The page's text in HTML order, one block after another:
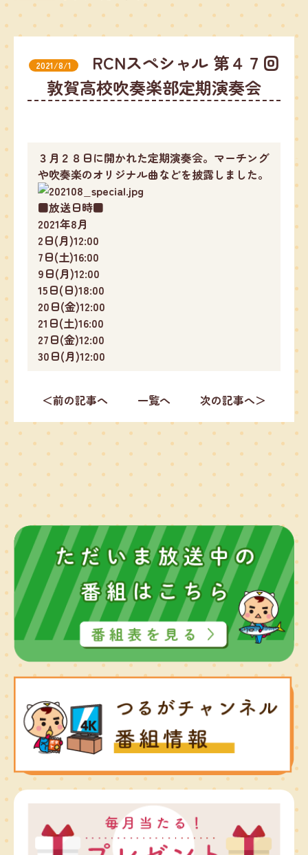
2021/8/1
RCNスペシャル 第４７回
敦賀高校吹奏楽部定期演奏会
３月２８日に開かれた定期演奏会。マーチング
や吹奏楽のオリジナル曲などを披露しました。
■放送日時■
2021年8月
2日(月)12:00
7日(土)16:00
9日(月)12:00
15日(日)18:00
20日(金)12:00
21日(土)16:00
27日(金)12:00
30日(月)12:00
＜前の記事へ 一覧へ 次の記事へ＞